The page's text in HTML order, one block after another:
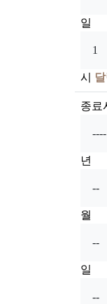
일
시
종료
년
월
일